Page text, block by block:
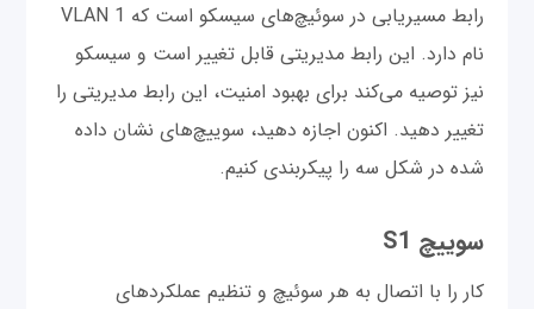
رابط مسیریابی در سوئیچ‌های سیسکو است که VLAN 1
نام دارد. این رابط مدیریتی قابل تغییر است و سیسکو
نیز توصیه می‌کند برای بهبود امنیت، این رابط مدیریتی را
تغییر دهید. اکنون اجازه دهید، سوییچ‌های نشان داده
شده در شکل سه را پیکربندی کنیم.
سوییچ S1
کار را با اتصال به هر سوئیچ و تنظیم عملکردهای